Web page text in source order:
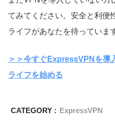
てみてください。安全と利便
ライフがあなたを待っていま
＞＞今すぐExpressVPNを導
ライフを始める
CATEGORY : ExpressVPN